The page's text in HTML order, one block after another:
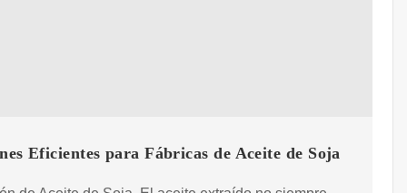
Eficientes para Fábricas de Aceite de Soja